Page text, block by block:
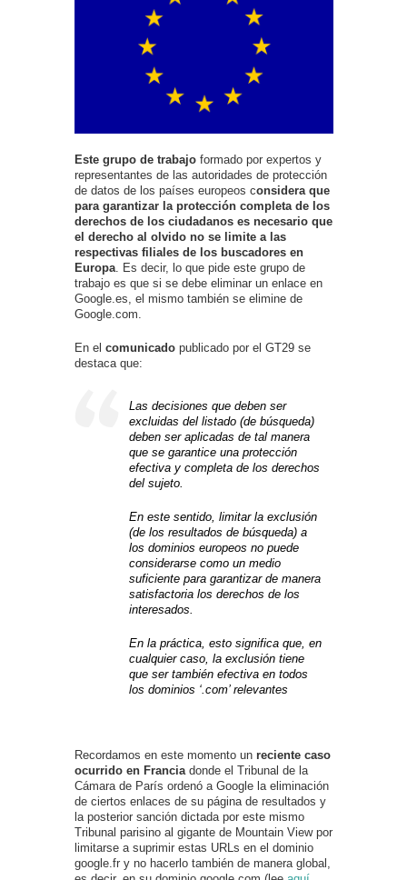
Este grupo de trabajoformado por expertos y
representantes de las autoridades de protección
de datos de los países europeos considera que
para garantizar la protección completa de los
derechos de los ciudadanos es necesario que
el derecho al olvido no se limite a las
respectivas filiales de los buscadores en
Europa. Es decir, lo que pide este grupo de
trabajo es que si se debe eliminar un enlace en
Google.es, el mismo también se elimine de
Google.com.
En el comunicadopublicado por el GT29 se
destaca que:
Las decisiones que deben ser
excluidas del listado (de búsqueda)
deben ser aplicadas de tal manera
que se garantice una protección
efectiva y completa de los derechos
del sujeto.
En este sentido, limitar la exclusión
(de los resultados de búsqueda) a
los dominios europeos no puede
considerarse como un medio
suficiente para garantizar de manera
satisfactoria los derechos de los
interesados.
En la práctica, esto significa que, en
cualquier caso, la exclusión tiene
que ser también efectiva en todos
los dominios ‘.com’ relevantes
Recordamos en este momento un reciente caso
ocurrido en Franciadonde el Tribunal de la
Cámara de París ordenó a Google la eliminación
de ciertos enlaces de su página de resultados y
la posterior sanción dictada por este mismo
Tribunal parisino al gigante de Mountain View por
limitarse a suprimir estas URLs en el dominio
google.fr y no hacerlo también de manera global,